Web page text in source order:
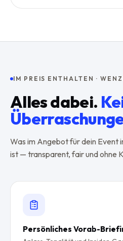
IM PREIS ENTHALTEN ·
Alles dabei.
Was im Angebot für dein Event
ist — transparent, fair und ohne
Persönliches Vorab-